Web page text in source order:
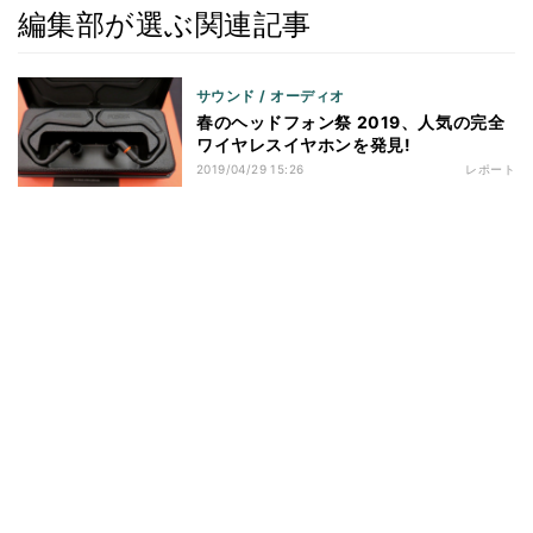
編集部が選ぶ関連記事
サウンド / オーディオ
春のヘッドフォン祭 2019、人気の完全
ワイヤレスイヤホンを発見!
2019/04/29 15:26 レポート